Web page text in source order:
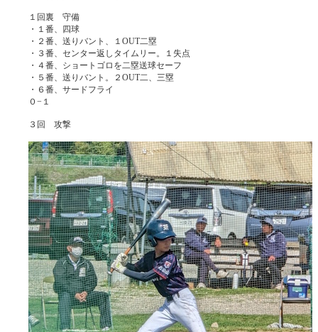
１回裏 守備
・１番、四球
・２番、送りバント、１OUT二塁
・３番、センター返しタイムリー。１失点
・４番、ショートゴロを二塁送球セーフ
・５番、送りバント。２OUT二、三塁
・６番、サードフライ
０−１
３回 攻撃